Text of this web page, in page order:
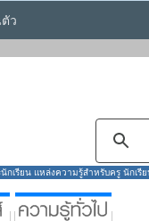
ว
เรียน แหล่งความรู้สำหรับครู นักเ